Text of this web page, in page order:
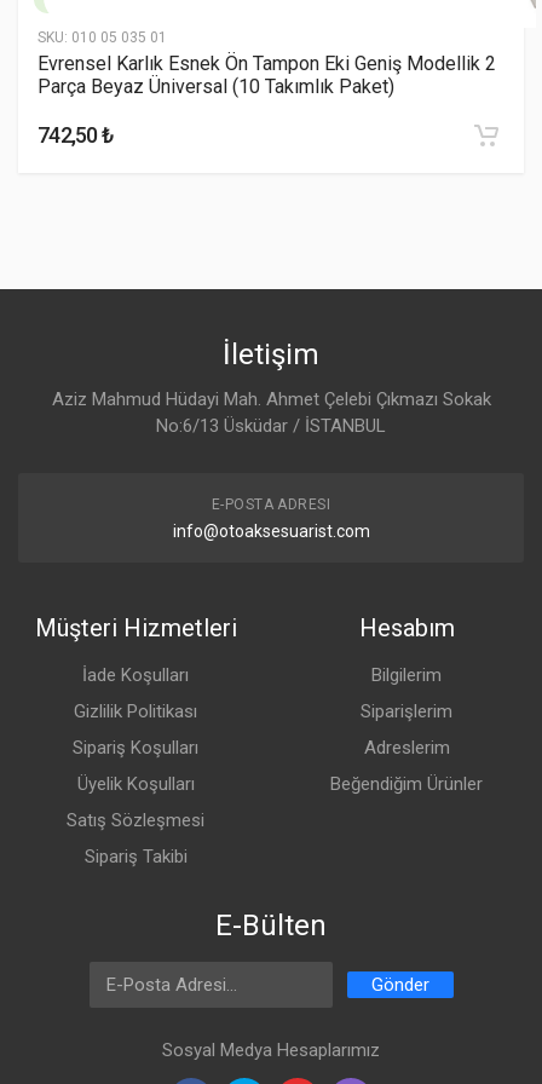
SKU: 010 05 035 01
Evrensel Karlık Esnek Ön Tampon Eki Geniş Modellik 2
Parça Beyaz Üniversal (10 Takımlık Paket)
742,50 ₺
İletişim
Aziz Mahmud Hüdayi Mah. Ahmet Çelebi Çıkmazı Sokak
No:6/13 Üsküdar / İSTANBUL
E-POSTA ADRESI
info@otoaksesuarist.com
Müşteri Hizmetleri
İade Koşulları
Gizlilik Politikası
Sipariş Koşulları
Üyelik Koşulları
Satış Sözleşmesi
Sipariş Takibi
Hesabım
Bilgilerim
Siparişlerim
Adreslerim
Beğendiğim Ürünler
E-Bülten
Email Address Gönder
Sosyal Medya Hesaplarımız